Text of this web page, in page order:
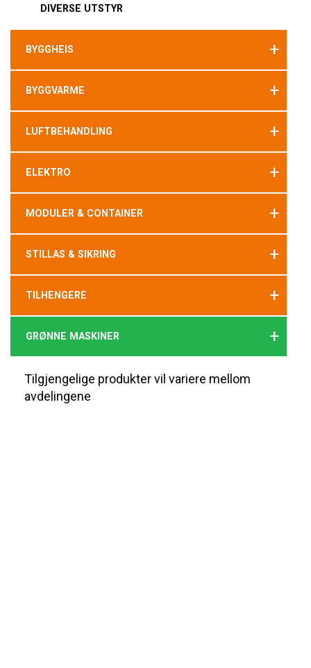
DIVERSE UTSTYR
BYGGHEIS +
BYGGVARME +
LUFTBEHANDLING +
ELEKTRO +
MODULER & CONTAINER +
STILLAS & SIKRING +
TILHENGERE +
GRØNNE MASKINER +
Tilgjengelige produkter vil variere mellom
avdelingene